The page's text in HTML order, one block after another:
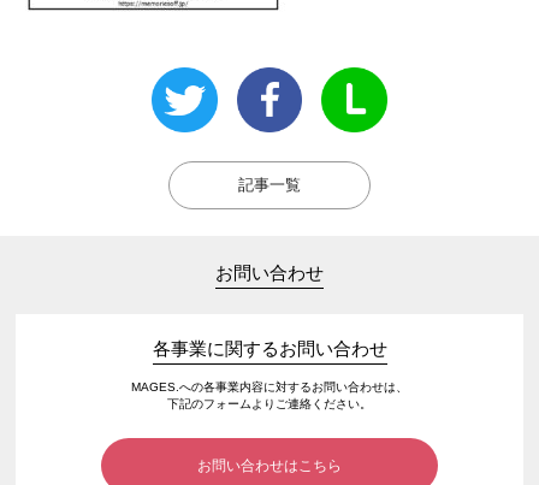
記事一覧
お問い合わせ
各事業に関するお問い合わせ
MAGES.への各事業内容に対するお問い合わせは、
下記のフォームよりご連絡ください。
お問い合わせはこちら